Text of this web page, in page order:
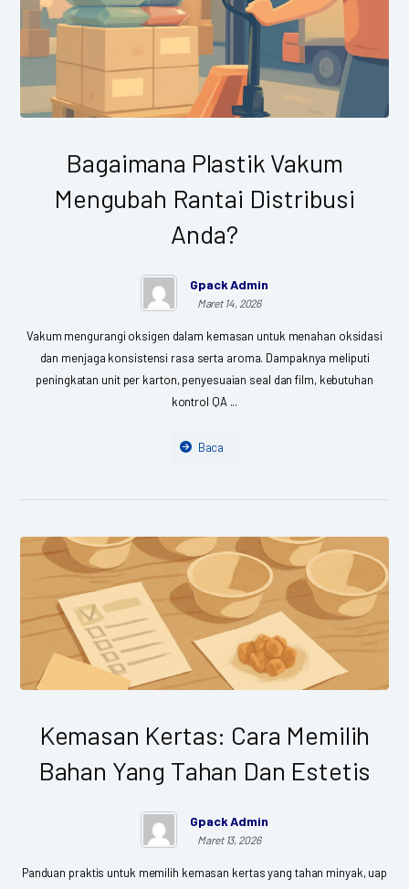
Bagaimana Plastik Vakum
Mengubah Rantai Distribusi
Anda?
Gpack Admin
Maret 14, 2026
Vakum mengurangi oksigen dalam kemasan untuk menahan oksidasi
dan menjaga konsistensi rasa serta aroma. Dampaknya meliputi
peningkatan unit per karton, penyesuaian seal dan film, kebutuhan
kontrol QA ...
Baca
Kemasan Kertas: Cara Memilih
Bahan Yang Tahan Dan Estetis
Gpack Admin
Maret 13, 2026
Panduan praktis untuk memilih kemasan kertas yang tahan minyak, uap